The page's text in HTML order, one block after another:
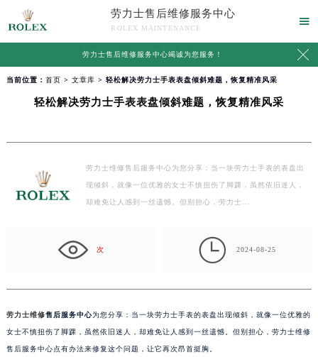
劳力士售后维修服务中心
ROLEX MAINTENANCE

劳力士售后维修服务中心竭诚为您服务！ 
当前位置： 首页 > 文章库 > 轻松解决劳力士手表表盘倾斜难题，恢复精准风采
轻松解决劳力士手表表盘倾斜难题，恢复精准风采
劳力士维修售后服务中心为您分享：当一块劳力士手表的表盘出
现倾斜，就像一位优雅的女士不慎扭伤了脚踝，虽然依旧迷人，
却难免让人感到一丝遗憾。但别担心，劳力士…
次  2024-08-25
劳力士维修售后服务中心为您分享：当一块劳力士手表的表盘出现倾斜，就像一位优雅的
女士不慎扭伤了脚踝，虽然依旧迷人，却难免让人感到一丝遗憾。但别担心，劳力士维修
售后服务中心点有办法来修复这个问题，让它再次昂首挺胸。